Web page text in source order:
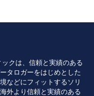
クは、信頼と実績のある
タロガーをはじめとした
などにフィットするソリ
外より信頼と実績のある